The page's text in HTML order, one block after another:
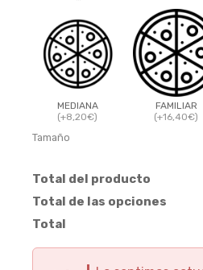
MEDIANA
(+8,20€)
FAMILIAR
(+16,40€)
Tamaño
Total del producto
Total de las opciones
Total